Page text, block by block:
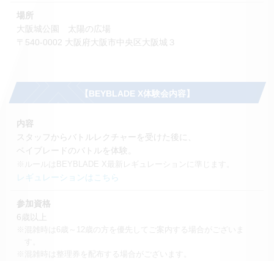
場所
大阪城公園 太陽の広場
〒540-0002 大阪府大阪市中央区大阪城３
【BEYBLADE X体験会内容】
内容
スタッフからバトルレクチャーを受けた後に、
ベイブレードのバトルを体験。
※ルールはBEYBLADE X最新レギュレーションに準じます。
レギュレーションはこちら
参加資格
6歳以上
※混雑時は6歳～12歳の方を優先してご案内する場合がございま
※混雑時は整理券を配布する場合がございます。